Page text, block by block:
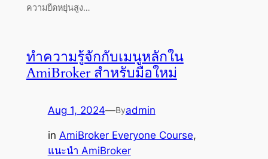
ความยืดหยุ่นสูง…
ทำความรู้จักกับเมนูหลักใน
AmiBroker สำหรับมือใหม่
Aug 1, 2024—Byadmin
in AmiBroker Everyone Course
แนะนำ AmiBroker